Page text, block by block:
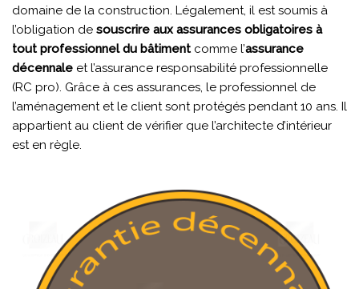
domaine de la construction. Légalement, il est soumis à
l’obligation de souscrire aux assurances obligatoires à
tout professionnel du bâtimentcomme l’assurance
décennale et l’assurance responsabilité professionnelle
(RC pro). Grâce à ces assurances, le professionnel de
l’aménagement et le client sont protégés pendant 10 ans. Il
appartient au client de vérifier que l’architecte d’intérieur
est en règle.